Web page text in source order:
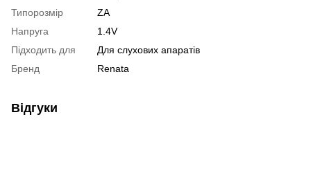
Типорозмір
ZA
Напруга
1.4V
Підходить для
Для слухових апаратів
Бренд
Renata
Відгуки